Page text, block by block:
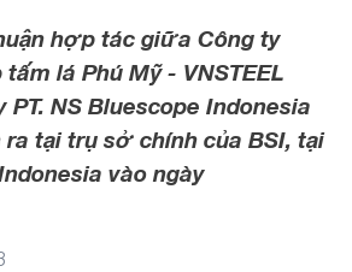
hợp tác giữa Công ty
tấm lá Phú Mỹ - VNSTEEL
PT. NS Bluescope Indonesia
tại trụ sở chính của BSI, tại
vào ngày